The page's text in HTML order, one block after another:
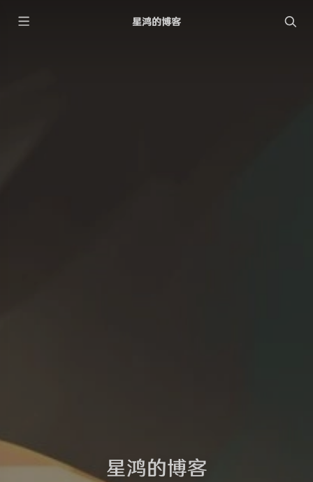
星鸿的博客
星鸿的博客